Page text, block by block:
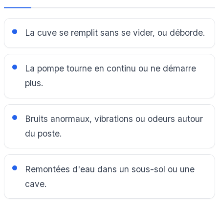
La cuve se remplit sans se vider, ou déborde.
La pompe tourne en continu ou ne démarre
plus.
Bruits anormaux, vibrations ou odeurs autour
du poste.
Remontées d'eau dans un sous-sol ou une
cave.